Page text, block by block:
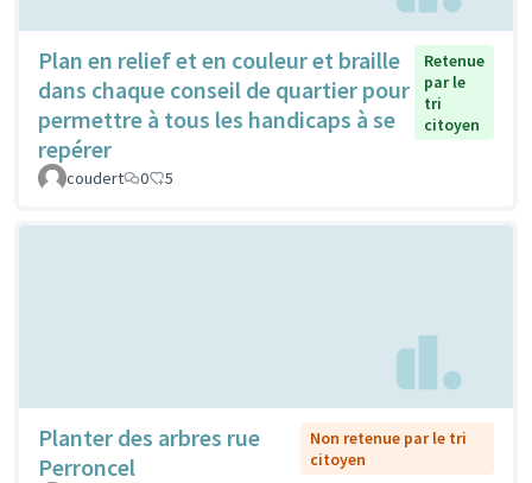
Plan en relief et en couleur et braille
dans chaque conseil de quartier pour
permettre à tous les handicaps à se
repérer
Retenue
par le
tri
citoyen
coudert 0 5
Planter des arbres rue
Perroncel
Non retenue par le tri
citoyen